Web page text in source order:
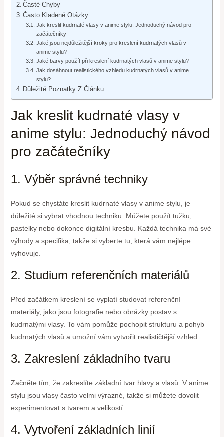
Časté Chyby
Často Kladené Otázky
Jak kreslit kudrnaté vlasy v anime stylu: Jednoduchý návod pro
začátečníky
Jaké jsou nejdůležitější kroky pro kreslení kudrnatých vlasů v
anime stylu?
Jaké barvy použít při kreslení kudrnatých vlasů v anime stylu?
Jak dosáhnout realistického vzhledu kudrnatých vlasů v anime
stylu?
Důležité Poznatky Z Článku
Jak kreslit kudrnaté vlasy v
anime stylu: Jednoduchý návod
pro začátečníky
1. Výběr správné techniky
Pokud se chystáte kreslit kudrnaté vlasy v anime stylu, je
důležité si vybrat vhodnou techniku. Můžete použít tužku,
pastelky nebo dokonce digitální kresbu. Každá technika má své
výhody a specifika, takže si vyberte tu, která vám nejlépe
vyhovuje.
2. Studium referenčních materiálů
Před začátkem kreslení se vyplatí studovat referenční
materiály, jako jsou fotografie nebo obrázky postav s
kudrnatými vlasy. To vám pomůže pochopit strukturu a pohyb
kudrnatých vlasů a umožní vám vytvořit realističtější vzhled.
3. Zakreslení základního tvaru
Začněte tím, že zakreslíte základní tvar hlavy a vlasů. V anime
stylu jsou vlasy často velmi výrazné, takže si můžete dovolit
experimentovat s tvarem a velikostí.
4. Vytvoření základních linií